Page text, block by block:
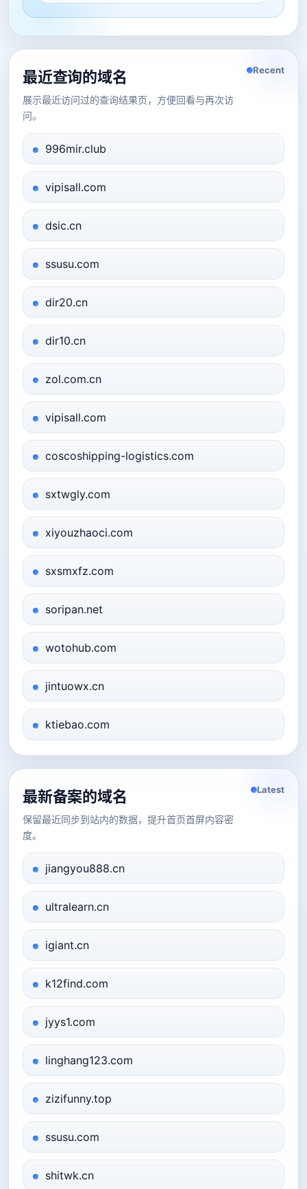
最近查询的域名
展示最近访问过的查询结果页，方便回看与再次访
问。
Recent
996mir.club
vipisall.com
dsic.cn
ssusu.com
dir20.cn
dir10.cn
zol.com.cn
vipisall.com
coscoshipping-logistics.com
sxtwgly.com
xiyouzhaoci.com
sxsmxfz.com
soripan.net
wotohub.com
jintuowx.cn
ktiebao.com
最新备案的域名
保留最近同步到站内的数据，提升首页首屏内容密
度。
Latest
jiangyou888.cn
ultralearn.cn
igiant.cn
k12find.com
jyys1.com
linghang123.com
zizifunny.top
ssusu.com
shitwk.cn